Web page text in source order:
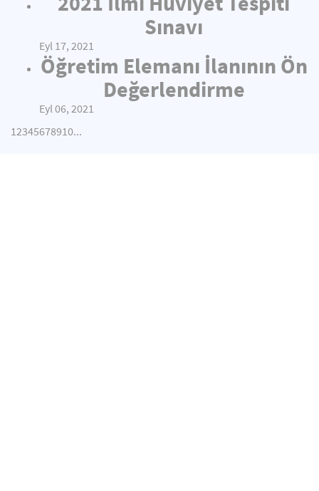
Sınavı
Eyl 17, 2021
Öğretim Elemanı İlanının Ön
Değerlendirme
Eyl 06, 2021
12345678910...